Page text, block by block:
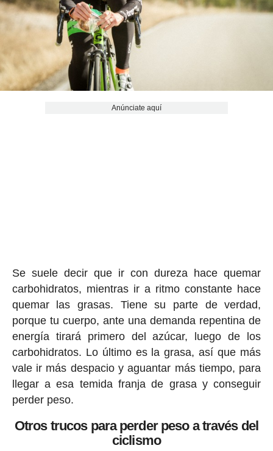
Anúnciate aquí
Se suele decir que ir con dureza hace quemar
carbohidratos, mientras ir a ritmo constante hace
quemar las grasas. Tiene su parte de verdad,
porque tu cuerpo, ante una demanda repentina de
energía tirará primero del azúcar, luego de los
carbohidratos. Lo último es la grasa, así que más
vale ir más despacio y aguantar más tiempo, para
llegar a esa temida franja de grasa y conseguir
perder peso.
Otros trucos para perder peso a través del
ciclismo